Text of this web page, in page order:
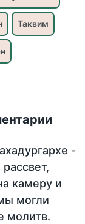
Таквим
-
камеру и
могли
молитв.